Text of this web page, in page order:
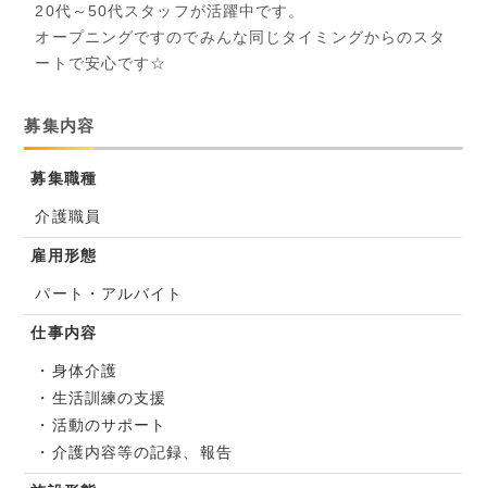
20代～50代スタッフが活躍中です。
オープニングですのでみんな同じタイミングからのスタ
ートで安心です☆
募集内容
募集職種
介護職員
雇用形態
パート・アルバイト
仕事内容
・身体介護
・生活訓練の支援
・活動のサポート
・介護内容等の記録、報告